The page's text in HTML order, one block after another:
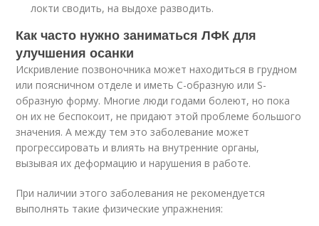
локти сводить, на выдохе разводить.
Как часто нужно заниматься ЛФК для
улучшения осанки
Искривление позвоночника может находиться в грудном
или поясничном отделе и иметь С-образную или S-
образную форму. Многие люди годами болеют, но пока
он их не беспокоит, не придают этой проблеме большого
значения. А между тем это заболевание может
прогрессировать и влиять на внутренние органы,
вызывая их деформацию и нарушения в работе.
При наличии этого заболевания не рекомендуется
выполнять такие физические упражнения: